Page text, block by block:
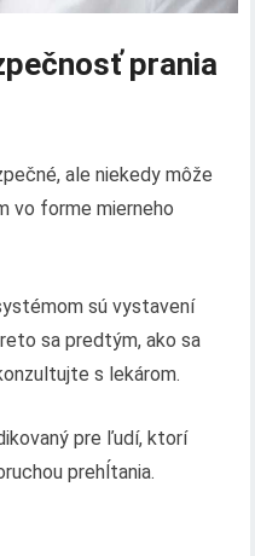
prania
ale niekedy môže
vo forme mierneho
sú vystavení
sa predtým, ako sa
s lekárom.
pre ľudí, ktorí
prehĺtania.